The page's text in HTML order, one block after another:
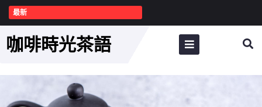
最新
咖啡時光茶語